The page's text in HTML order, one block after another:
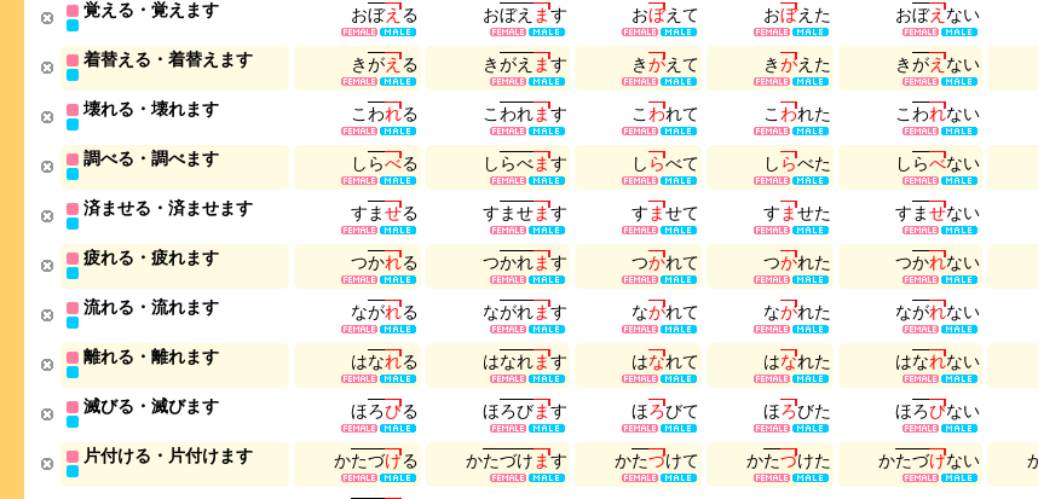
覚える・覚えます おぼえる おぼえ ます おぼえ て おぼえ た おぼえない
着替える・着替えます きがえる きがえ ます きがえ て きがえ た きがえない
壊れる・壊れます こ われる こ われます こ われて こ われた こ われない
調べる・調べます し らべる し らべます し らべて し らべた し らべない
済ませる・済ませます す ませる す ませます す ませて す ませた す ませない
疲れる・疲れます つかれる つかれます つかれて つかれた つかれない
流れる・流れます ながれる ながれます ながれて ながれた ながれない
離れる・離れます はなれる はなれます はなれて はなれた はなれない
滅びる・滅びます ほろびる ほろびます ほろびて ほろびた ほろびない
片付ける・片付けます かたづける かたづけ ます かたづけて かたづけた かたづけない